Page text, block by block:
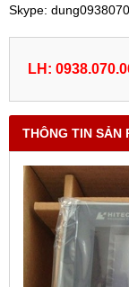
Skype:
LH:
THÔNG TIN SẢN